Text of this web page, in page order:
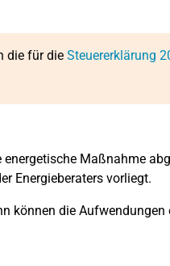
die für die Steuererklärung
Maßnahme
Energieberaters vorliegt.
können die